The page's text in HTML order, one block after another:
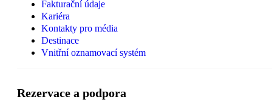
Fakturační údaje
Kariéra
Kontakty pro média
Destinace
Vnitřní oznamovací systém
Rezervace a podpora